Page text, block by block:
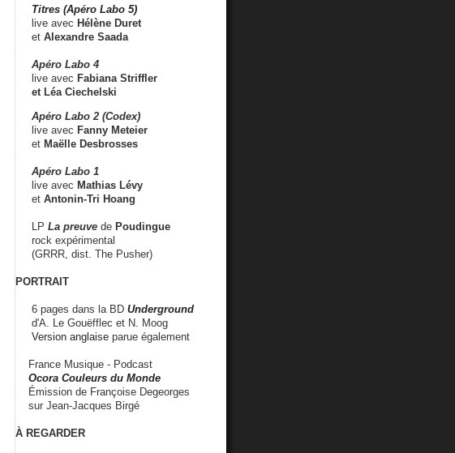
Titres (Apéro Labo 5)
live avec Hélène Duret
et Alexandre Saada
Apéro Labo 4
live avec Fabiana Striffler
et Léa Ciechelski
Apéro Labo 2 (Codex)
live avec Fanny Meteier
et Maëlle Desbrosses
Apéro Labo 1
live avec Mathias Lévy
et Antonin-Tri Hoang
LP La preuve de Poudingue
rock expérimental
(GRRR, dist. The Pusher)
PORTRAIT
6 pages dans la BD Underground
d'A. Le Gouëfflec et N. Moog
Version anglaise parue également
France Musique - Podcast
Ocora Couleurs du Monde
Émission de Françoise Degeorges
sur Jean-Jacques Birgé
À REGARDER